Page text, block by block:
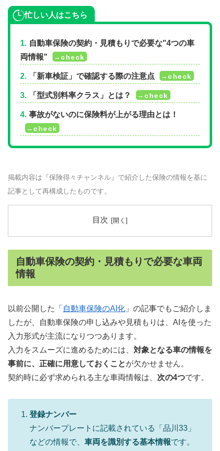
忙しい人はこちら
自動車保険の契約・見積もりで必要な"4つの車
両情報"
「新車検証」で確認する際の注意点
「型式別料率クラス」とは？
事故がないのに保険料が上がる理由とは！
掲載内容は『保険得々チャンネル』で紹介した保険の情報を基に
記事として再構成したものです。
目次
自動車保険の契約・見積もりで必要な車両
情報
以前公開した「 自動車保険のAI化 」の記事でもご紹介しま
したが、自動車保険の申し込みや見積もりは、AIを使った
入力形式が主流になりつつあります。
入力をスムーズに進めるためには、 対象となる車の情報を
事前に、正確に用意しておくことが欠かせません。
契約時に必ず求められる主な車両情報は、 次の4つです。
登録ナンバー
ナンバープレートに記載されている「品川33」
などの情報で、車両を識別する基本情報です。